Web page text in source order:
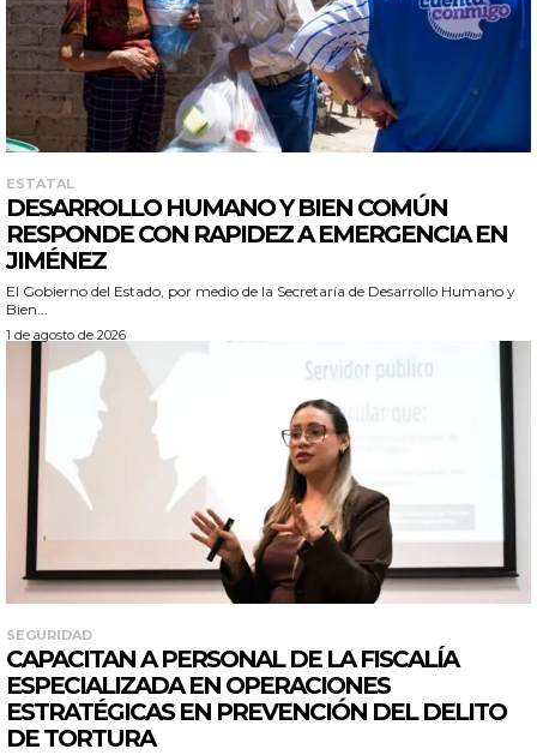
ESTATAL
DESARROLLO HUMANO Y BIEN COMÚN
RESPONDE CON RAPIDEZ A EMERGENCIA EN
JIMÉNEZ
El Gobierno del Estado, por medio de la Secretaría de Desarrollo Humano y
Bien...
1 de agosto de 2026
SEGURIDAD
CAPACITAN A PERSONAL DE LA FISCALÍA
ESPECIALIZADA EN OPERACIONES
ESTRATÉGICAS EN PREVENCIÓN DEL DELITO
DE TORTURA